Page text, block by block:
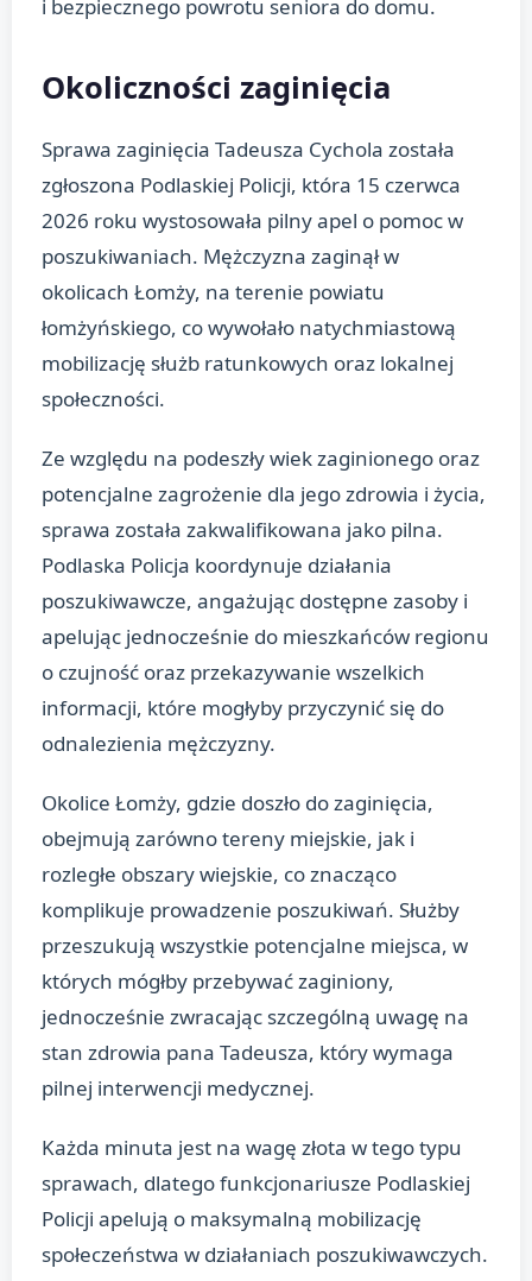
i bezpiecznego powrotu seniora do domu.
Okoliczności zaginięcia
Sprawa zaginięcia Tadeusza Cychola została
zgłoszona Podlaskiej Policji, która 15 czerwca
2026 roku wystosowała pilny apel o pomoc w
poszukiwaniach. Mężczyzna zaginął w
okolicach Łomży, na terenie powiatu
łomżyńskiego, co wywołało natychmiastową
mobilizację służb ratunkowych oraz lokalnej
społeczności.
Ze względu na podeszły wiek zaginionego oraz
potencjalne zagrożenie dla jego zdrowia i życia,
sprawa została zakwalifikowana jako pilna.
Podlaska Policja koordynuje działania
poszukiwawcze, angażując dostępne zasoby i
apelując jednocześnie do mieszkańców regionu
o czujność oraz przekazywanie wszelkich
informacji, które mogłyby przyczynić się do
odnalezienia mężczyzny.
Okolice Łomży, gdzie doszło do zaginięcia,
obejmują zarówno tereny miejskie, jak i
rozległe obszary wiejskie, co znacząco
komplikuje prowadzenie poszukiwań. Służby
przeszukują wszystkie potencjalne miejsca, w
których mógłby przebywać zaginiony,
jednocześnie zwracając szczególną uwagę na
stan zdrowia pana Tadeusza, który wymaga
pilnej interwencji medycznej.
Każda minuta jest na wagę złota w tego typu
sprawach, dlatego funkcjonariusze Podlaskiej
Policji apelują o maksymalną mobilizację
społeczeństwa w działaniach poszukiwawczych.